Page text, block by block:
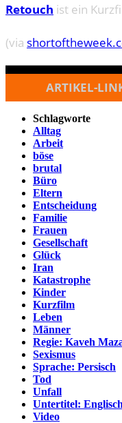
Retouch ist ein
(via
ARTIKEL-
Schlagworte
Alltag
Arbeit
böse
brutal
Büro
Eltern
Entscheidung
Familie
Frauen
Gesellschaft
Glück
Iran
Katastrophe
Kinder
Kurzfilm
Leben
Männer
Regie: Kaveh
Sexismus
Sprache: Persisch
Tod
Unfall
Untertitel: Englisch
Video